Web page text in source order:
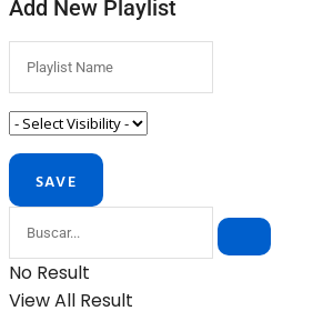
Add New Playlist
No Result
View All Result